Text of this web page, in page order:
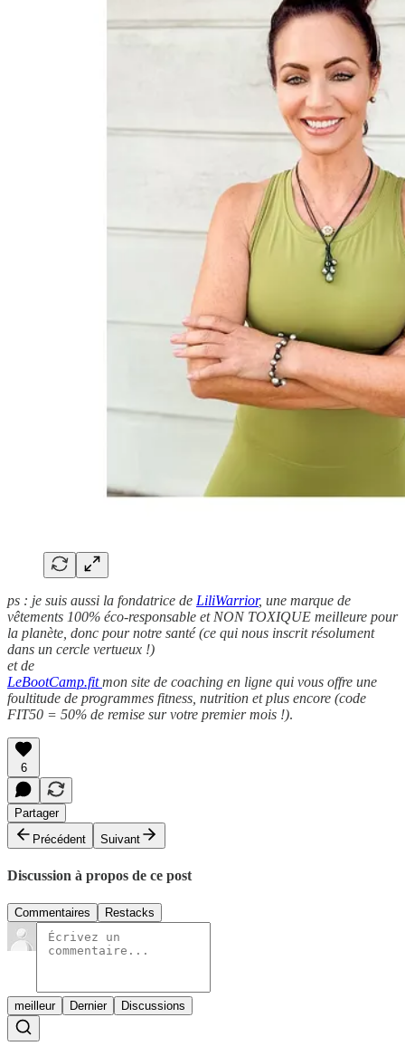
ps : je suis aussi la fondatrice de LiliWarrior, une marque de
vêtements 100% éco-responsable et NON TOXIQUE meilleure pour
la planète, donc pour notre santé (ce qui nous inscrit résolument
dans un cercle vertueux !)
et de
LeBootCamp.fitmon site de coaching en ligne qui vous offre une
foultitude de programmes fitness, nutrition et plus encore (code
FIT50 = 50% de remise sur votre premier mois !).
6
Partager
Précédent
Suivant
Discussion à propos de ce post
Commentaires Restacks
meilleur Dernier Discussions